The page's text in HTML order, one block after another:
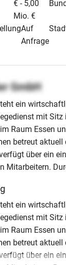
€ - 5,00
Mio. €
Auf
Anfrage
GmbH
ein
mit Sitz
Raum Essen
betreut
über ein
Mitarbeitern.
ein
mit Sitz
Raum Essen
betreut
über ein